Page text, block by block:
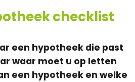
checklist
een hypotheek die past
waar moet u op letten
een hypotheek en welke